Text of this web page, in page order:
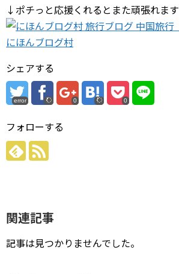
↓ポチっと応援くれるとまた頑張れます
にほんブログ村
シェアする
error 0 0
フォローする
関連記事
記事は見つかりませんでした。